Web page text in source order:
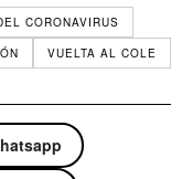
CORONAVIRUS
VUELTA AL COLE